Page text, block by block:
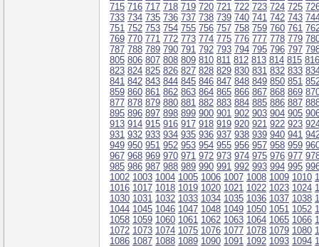
715 716 717 718 719 720 721 722 723 724 725
733 734 735 736 737 738 739 740 741 742 743
751 752 753 754 755 756 757 758 759 760 761
769 770 771 772 773 774 775 776 777 778 779
787 788 789 790 791 792 793 794 795 796 797
805 806 807 808 809 810 811 812 813 814 815 816
823 824 825 826 827 828 829 830 831 832 833
841 842 843 844 845 846 847 848 849 850 851
859 860 861 862 863 864 865 866 867 868 869
877 878 879 880 881 882 883 884 885 886 887
895 896 897 898 899 900 901 902 903 904 905
913 914 915 916 917 918 919 920 921 922 923
931 932 933 934 935 936 937 938 939 940 941
949 950 951 952 953 954 955 956 957 958 959
967 968 969 970 971 972 973 974 975 976 977
985 986 987 988 989 990 991 992 993 994 995
1002 1003 1004 1005 1006 1007 1008 1009 1010
1016 1017 1018 1019 1020 1021 1022 1023 1024
1030 1031 1032 1033 1034 1035 1036 1037 1038
1044 1045 1046 1047 1048 1049 1050 1051 1052
1058 1059 1060 1061 1062 1063 1064 1065 1066
1072 1073 1074 1075 1076 1077 1078 1079 1080
1086 1087 1088 1089 1090 1091 1092 1093 1094